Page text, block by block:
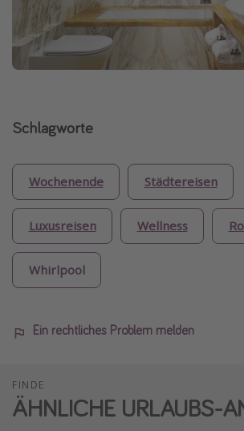
Schlagworte
Wochenende Städtereisen
Luxusreisen Wellness
Whirlpool
Ein rechtliches Problem melden
FINDE
ÄHNLICHE URLAUBS-